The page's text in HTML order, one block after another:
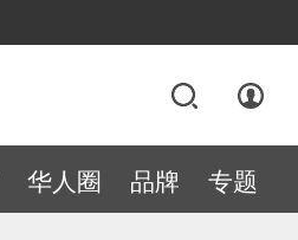
华人圈 品牌 专题